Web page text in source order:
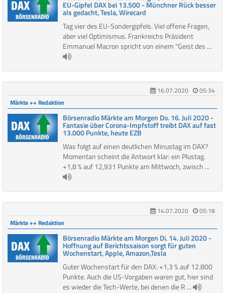
EU-Gipfel DAX bei 13.500 - Münchner Rück besser
als gedacht, Tesla, Wirecard
Tag vier des EU-Sondergipfels. Viel offene Fragen,
aber viel Optimismus. Frankreichs Präsident
Emmanuel Macron spricht von einem "Geist des ...
16.07.2020
05:34
Märkte ++ Redaktion
Börsenradio Märkte am Morgen Do. 16. Juli 2020 -
Fantasie über Corona-Impfstoff treibt DAX auf fast
13.000 Punkte, heute EZB
Was folgt auf einen deutlichen Minustag im DAX?
Momentan scheint die Antwort klar: ein Plustag.
+1,8 % auf 12,931 Punkte am Mittwoch, zwisch ...
14.07.2020
05:18
Märkte ++ Redaktion
Börsenradio Märkte am Morgen Di. 14. Juli 2020 -
Hoffnung auf Berichtssaison sorgt für guten
Wochenstart, Apple, Amazon,Tesla
Guter Wochenstart für den DAX: +1,3 % auf 12.800
Punkte. Auch die US-Vorgaben waren gut, hier sind
es wieder die Tech-Werte, bei denen die R ...